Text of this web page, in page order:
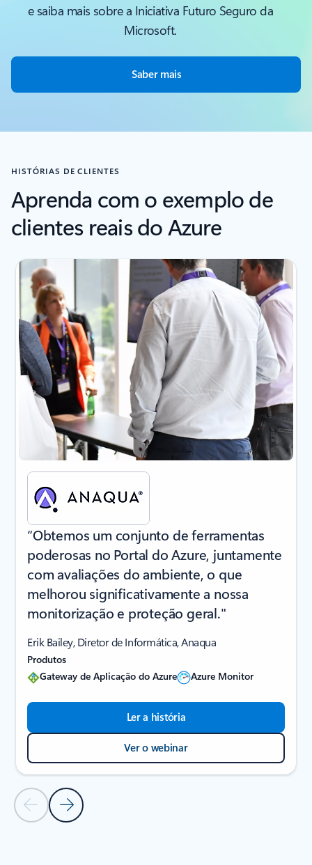
e saiba mais sobre a Iniciativa Futuro Seguro da
Microsoft.
Saber mais
HISTÓRIAS DE CLIENTES
Aprenda com o exemplo de
clientes reais do Azure
A apresentar o diapositivo 1 de 4
Diapositivo Anterior
Diapositivo Seguinte
“Obtemos um conjunto de ferramentas
poderosas no Portal do Azure, juntamente
com avaliações do ambiente, o que
melhorou significativamente a nossa
monitorização e proteção geral."
Erik Bailey, Diretor de Informática, Anaqua
Produtos
Gateway de Aplicação do Azure
Azure Monitor
Ler a história
Ver o webinar